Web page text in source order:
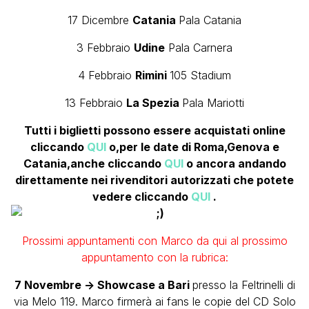
17 Dicembre Catania Pala Catania
3 Febbraio Udine Pala Carnera
4 Febbraio Rimini 105 Stadium
13 Febbraio La Spezia Pala Mariotti
Tutti i biglietti possono essere acquistati online
cliccando QUIo,per le date di Roma,Genova e
Catania,anche cliccando QUIo ancora andando
direttamente nei rivenditori autorizzati che potete
vedere cliccando QUI .
Prossimi appuntamenti con Marco da qui al prossimo
appuntamento con la rubrica:
7 Novembre -> Showcase a Bari presso la Feltrinelli di
via Melo 119. Marco firmerà ai fans le copie del CD Solo